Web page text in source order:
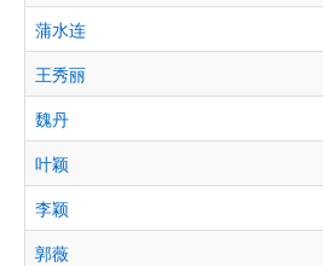
蒲水连
王秀丽
魏丹
叶颖
李颖
郭薇